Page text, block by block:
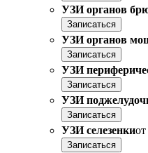
УЗИ органов
Записаться
УЗИ органов
Записаться
УЗИ
Записаться
УЗИ
Записаться
УЗИ селезенкиот
Записаться